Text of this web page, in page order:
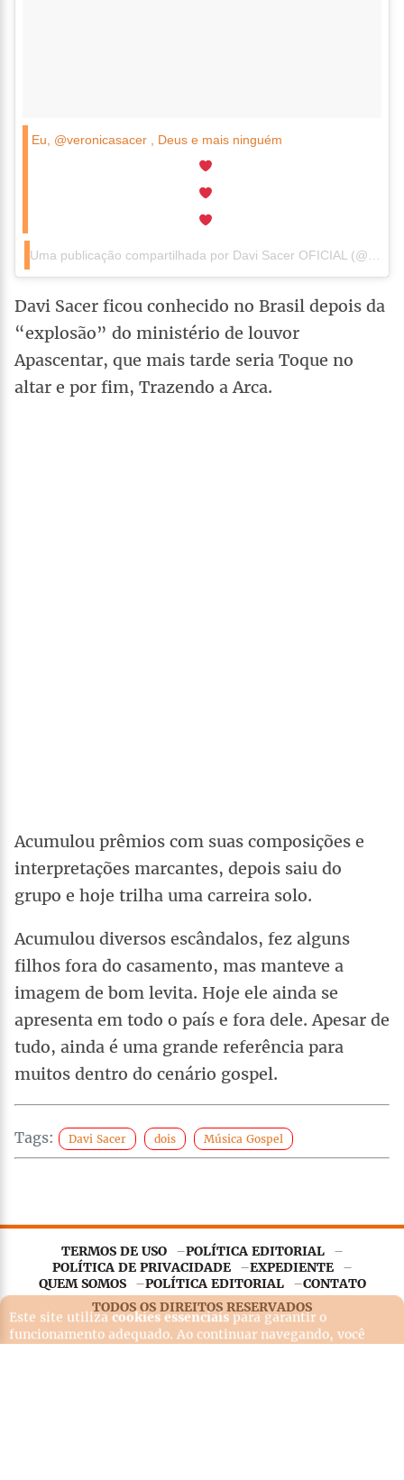
Eu, @veronicasacer , Deus e mais ninguém
Davi Sacer ficou conhecido no Brasil depois da
“explosão” do ministério de louvor
Apascentar, que mais tarde seria Toque no
altar e por fim, Trazendo a Arca.
Acumulou prêmios com suas composições e
interpretações marcantes, depois saiu do
grupo e hoje trilha uma carreira solo.
Acumulou diversos escândalos, fez alguns
filhos fora do casamento, mas manteve a
imagem de bom levita. Hoje ele ainda se
apresenta em todo o país e fora dele. Apesar de
tudo, ainda é uma grande referência para
muitos dentro do cenário gospel.
Tags: Davi Sacer dois Música Gospel
TERMOS DE USO
POLÍTICA EDITORIAL
POLÍTICA DE PRIVACIDADE
EXPEDIENTE
QUEM SOMOS
POLÍTICA EDITORIAL
CONTATO
TODOS OS DIREITOS RESERVADOS
Este site utilizacookies essenciaispara garantir o
funcionamento adequado. Ao continuar navegando, você
concorda com nossaPolítica de Privacidade.
Entendi